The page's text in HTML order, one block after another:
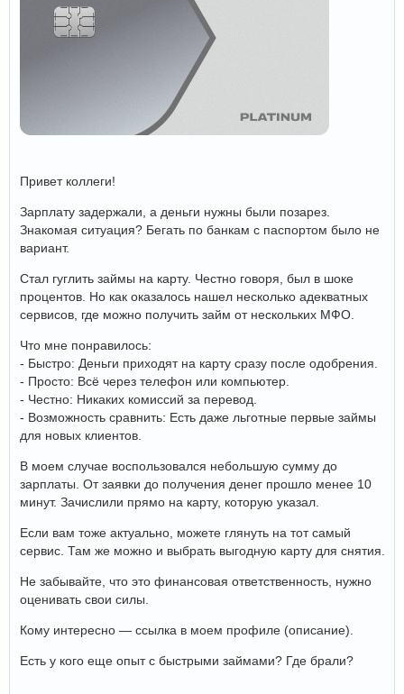
Привет коллеги!
Зарплату задержали, а деньги нужны были позарез.
Знакомая ситуация? Бегать по банкам с паспортом было не
вариант.
Стал гуглить займы на карту. Честно говоря, был в шоке
процентов. Но как оказалось нашел несколько адекватных
сервисов, где можно получить займ от нескольких МФО.
Что мне понравилось:
- Быстро: Деньги приходят на карту сразу после одобрения.
- Просто: Всё через телефон или компьютер.
- Честно: Никаких комиссий за перевод.
- Возможность сравнить: Есть даже льготные первые займы
для новых клиентов.
В моем случае воспользовался небольшую сумму до
зарплаты. От заявки до получения денег прошло менее 10
минут. Зачислили прямо на карту, которую указал.
Если вам тоже актуально, можете глянуть на тот самый
сервис. Там же можно и выбрать выгодную карту для снятия.
Не забывайте, что это финансовая ответственность, нужно
оценивать свои силы.
Кому интересно — ссылка в моем профиле (описание).
Есть у кого еще опыт с быстрыми займами? Где брали?